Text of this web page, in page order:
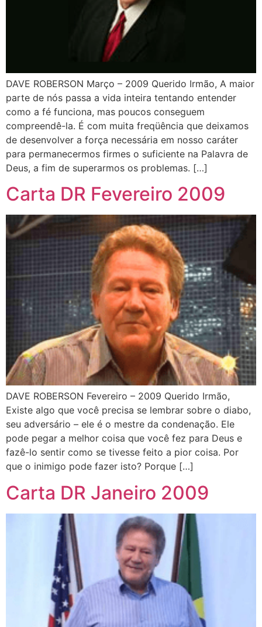
DAVE ROBERSON Março – 2009 Querido Irmão, A maior
parte de nós passa a vida inteira tentando entender
como a fé funciona, mas poucos conseguem
compreendê-la. É com muita freqüência que deixamos
de desenvolver a força necessária em nosso caráter
para permanecermos firmes o suficiente na Palavra de
Deus, a fim de superarmos os problemas. […]
Carta DR Fevereiro 2009
DAVE ROBERSON Fevereiro – 2009 Querido Irmão,
Existe algo que você precisa se lembrar sobre o diabo,
seu adversário – ele é o mestre da condenação. Ele
pode pegar a melhor coisa que você fez para Deus e
fazê-lo sentir como se tivesse feito a pior coisa. Por
que o inimigo pode fazer isto? Porque […]
Carta DR Janeiro 2009